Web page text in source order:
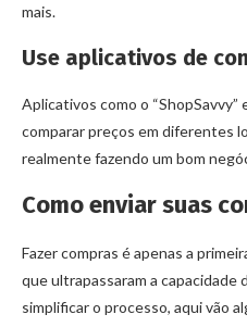
mais.
Use aplicativos de
Aplicativos como o “ShopSavvy”
comparar preços em diferentes
realmente fazendo um bom
Como enviar suas
Fazer compras é apenas a
que ultrapassaram a capacidade
simplificar o processo, aqui vão